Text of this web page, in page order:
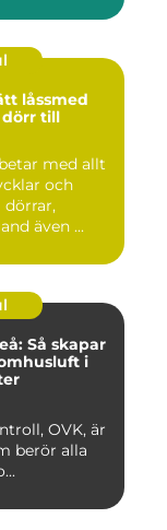
låssmed
till
med allt
och
dörrar,
även ...
Så skapar
i
OVK, är
berör alla